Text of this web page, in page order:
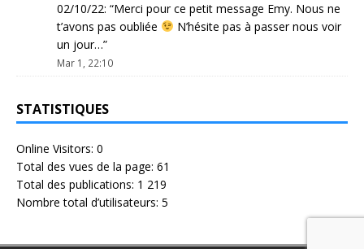
02/10/22: “Merci pour ce petit message Emy. Nous ne
t’avons pas oubliée
N’hésite pas à passer nous voir
un jour…”
Mar 1, 22:10
STATISTIQUES
Online Visitors: 0
Total des vues de la page: 61
Total des publications: 1 219
Nombre total d’utilisateurs: 5